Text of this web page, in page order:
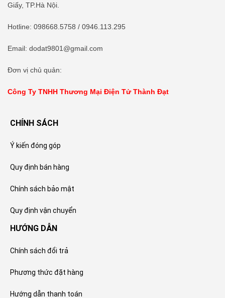
Giấy, TP.Hà Nội.
Hotline: 098668.5758 / 0946.113.295
Email: dodat9801@gmail.com
Đơn vị chủ quản:
Công Ty TNHH Thương Mại Điện Tử Thành Đạt
CHÍNH SÁCH
Ý kiến đóng góp
Quy định bán hàng
Chính sách bảo mật
Quy định vận chuyển
HƯỚNG DẪN
Chính sách đổi trả
Phương thức đặt hàng
Hướng dẫn thanh toán